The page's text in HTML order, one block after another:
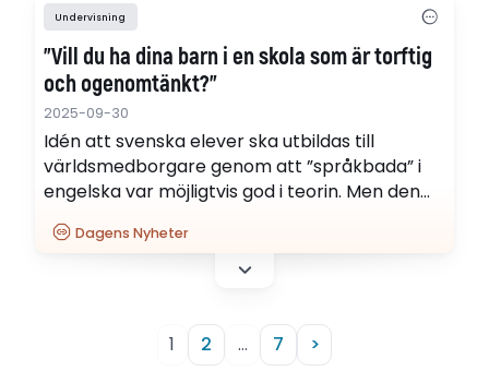
Undervisning
"Vill du ha dina barn i en skola som är torftig
och ogenomtänkt?"
2025-09-30
Idén att svenska elever ska utbildas till
världsmedborgare genom att ”språkbada” i
engelska var möjligtvis god i teorin. Men den
fungerar inte i praktiken. Det skriver DN på
ledarplats.
Dagens Nyheter
1 2 … 7 >